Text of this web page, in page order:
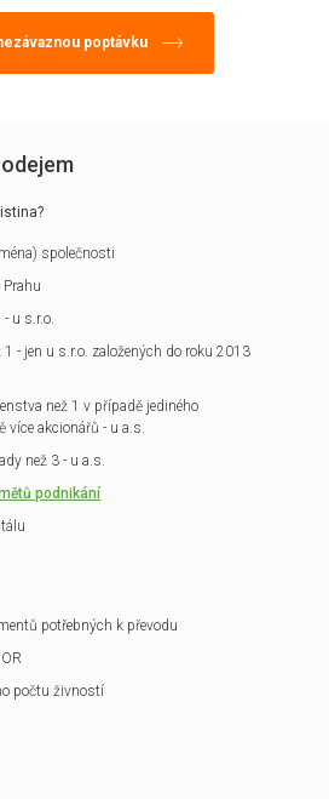
společnosti
u s.r.o.
- jen u s.r.o. založených do roku 2013
než 1 v případě jediného
více akcionářů - u a.s.
než 3 - u a.s.
podnikání
potřebných k převodu
počtu živností